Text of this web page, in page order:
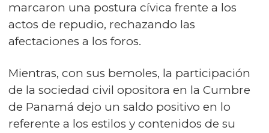
marcaron una postura cívica frente a los
actos de repudio, rechazando las
afectaciones a los foros.
Mientras, con sus bemoles, la participación
de la sociedad civil opositora en la Cumbre
de Panamá dejo un saldo positivo en lo
referente a los estilos y contenidos de su